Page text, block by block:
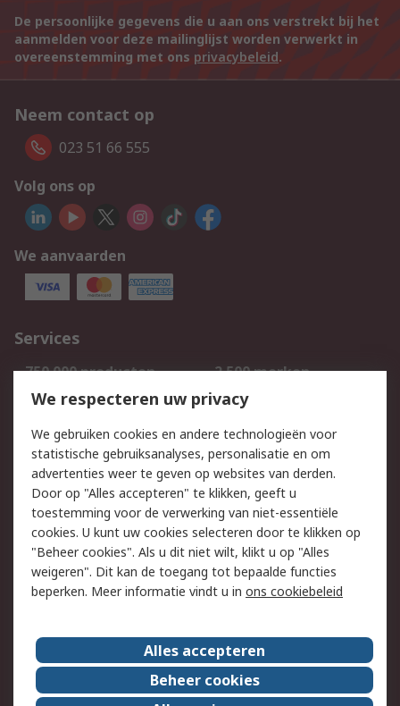
De persoonlijke gegevens die u aan ons verstrekt bij het
aanmelden voor deze mailinglijst worden verwerkt in
overeenstemming met ons privacybeleid.
Neem contact op
023 51 66 555
Volg ons op
We aanvaarden
Services
750.000 producten
2.500 merken
Bestellen
Inkoopoplossingen
Track & Trace
Wettelijk
Cookiebeleid
Email veiligheid
Privacybeleid
Websitevoorwaarden
Algemene
verkoopvoorwaarden
Over RS
RS Group
Over ons
RS wereldwijd
Werken bij RS
We respecteren uw privacy
We gebruiken cookies en andere technologieën voor
statistische gebruiksanalyses, personalisatie en om
advertenties weer te geven op websites van derden.
Door op "Alles accepteren" te klikken, geeft u
toestemming voor de verwerking van niet-essentiële
cookies. U kunt uw cookies selecteren door te klikken op
"Beheer cookies". Als u dit niet wilt, klikt u op "Alles
weigeren". Dit kan de toegang tot bepaalde functies
beperken. Meer informatie vindt u in ons cookiebeleid
Alles accepteren
Beheer cookies